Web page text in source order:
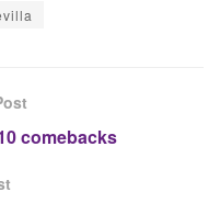
comebacks